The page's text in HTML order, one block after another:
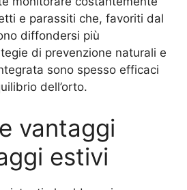
e parassiti che, favoriti dal
diffondersi più
di prevenzione naturali e
sono spesso efficaci
dell’orto.
vantaggi
estivi